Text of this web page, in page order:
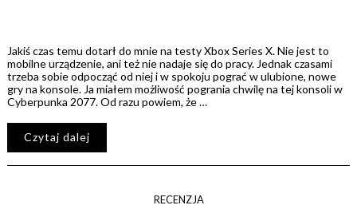
Jakiś czas temu dotarł do mnie na testy Xbox Series X. Nie jest to
mobilne urządzenie, ani też nie nadaje się do pracy. Jednak czasami
trzeba sobie odpocząć od niej i w spokoju pograć w ulubione, nowe
gry na konsole. Ja miałem możliwość pogrania chwilę na tej konsoli w
Cyberpunka 2077. Od razu powiem, że …
Czytaj dalej
RECENZJA